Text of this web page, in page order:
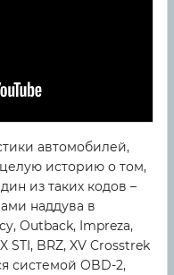
автомобилей,
историю о том,
из таких кодов –
наддува в
Outback, Impreza,
STI, BRZ, XV Crosstrek
системой OBD-2,